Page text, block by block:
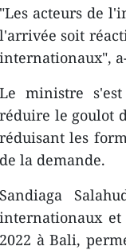
"Les acteurs de
l'arrivée soit
internationaux",
Le ministre
réduire le goulot
réduisant les
de la demande.
Sandiaga
internationaux et
2022 à Bali,